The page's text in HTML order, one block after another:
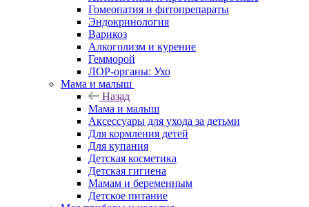
Гомеопатия и фитопрепараты
Эндокринология
Варикоз
Алкоголизм и курение
Гемморой
ЛОР-органы: Ухо
Мама и малыш
Назад
Мама и малыш
Аксессуары для ухода за детьми
Для кормления детей
Для купания
Детская косметика
Детская гигиена
Мамам и беременным
Детское питание